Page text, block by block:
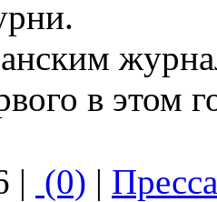
в этом
| (0) | Пресса